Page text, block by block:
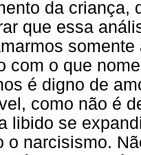
da criança,
que essa
com o que
é digno de
como não é
libido se
o narcisismo.